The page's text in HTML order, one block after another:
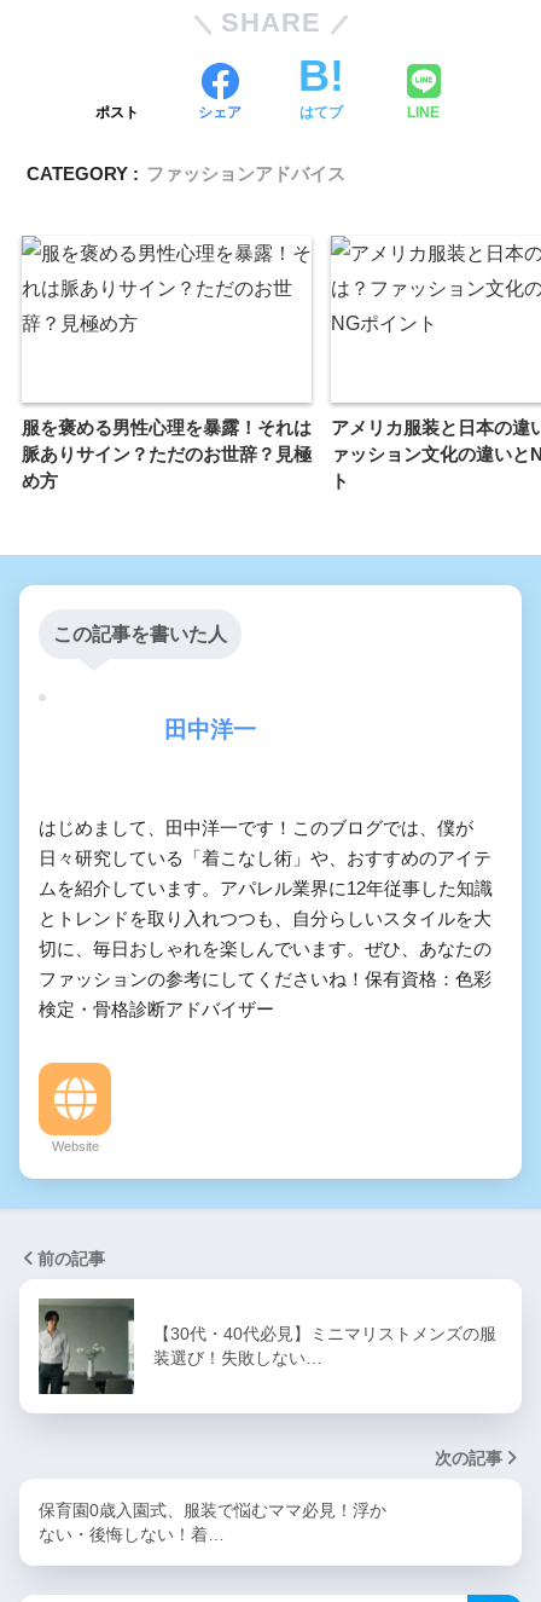
SHARE
ポスト シェア はてブ LINE
CATEGORY : ファッションアドバイス
服を褒める男性心理を暴露！それは
脈ありサイン？ただのお世辞？見極
め方
アメリカ服装と日本の違
ァッション文化の違いと
ト
この記事を書いた人
田中洋一
はじめまして、田中洋一です！このブログでは、僕が
日々研究している「着こなし術」や、おすすめのアイテ
ムを紹介しています。アパレル業界に12年従事した知識
とトレンドを取り入れつつも、自分らしいスタイルを大
切に、毎日おしゃれを楽しんでいます。ぜひ、あなたの
ファッションの参考にしてくださいね！保有資格：色彩
検定・骨格診断アドバイザー
Website
前の記事
【30代・40代必見】ミニマリストメンズの服
装選び！失敗しない…
次の記事
保育園0歳入園式、服装で悩むママ必見！浮か
ない・後悔しない！着…